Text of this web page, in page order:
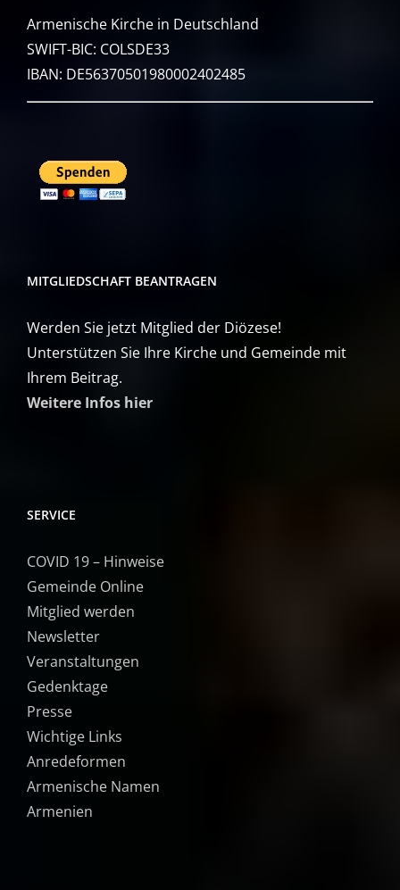
Armenische Kirche in Deutschland
SWIFT-BIC: COLSDE33
IBAN: DE56370501980002402485
MITGLIEDSCHAFT BEANTRAGEN
Werden Sie jetzt Mitglied der Diözese!
Unterstützen Sie Ihre Kirche und Gemeinde mit
Ihrem Beitrag.
Weitere Infos hier
SERVICE
COVID 19 – Hinweise
Gemeinde Online
Mitglied werden
Newsletter
Veranstaltungen
Gedenktage
Presse
Wichtige Links
Anredeformen
Armenische Namen
Armenien